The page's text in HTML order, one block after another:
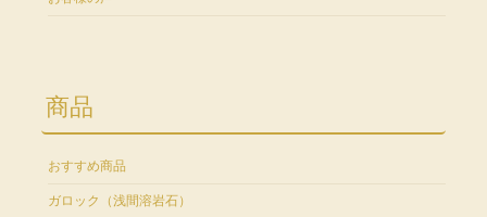
商品
おすすめ商品
ガロック（浅間溶岩石）